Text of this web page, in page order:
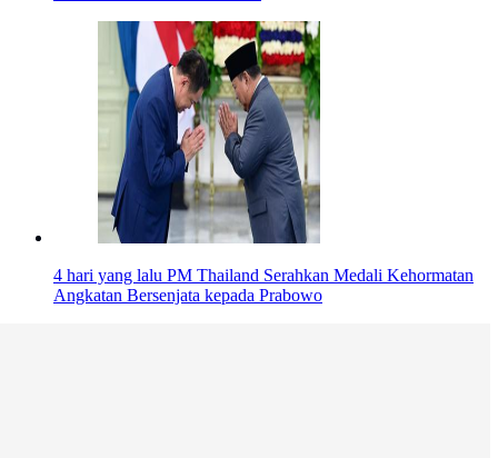
4 hari yang lalu PM Thailand Serahkan Medali Kehormatan
Angkatan Bersenjata kepada Prabowo